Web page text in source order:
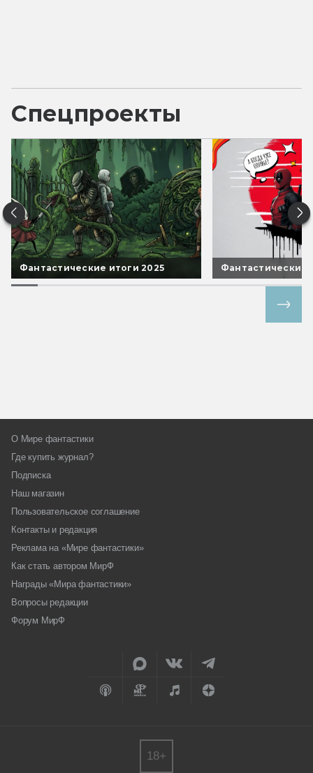
Спецпроекты
Фантастические итоги 2025 Фантастические
О Мире фантастики
Где купить журнал?
Подписка
Наш магазин
Пользовательское соглашение
Контакты и редакция
Реклама на «Мире фантастики»
Как стать автором МирФ
Награды «Мира фантастики»
Вопросы редакции
Форум МирФ
18+